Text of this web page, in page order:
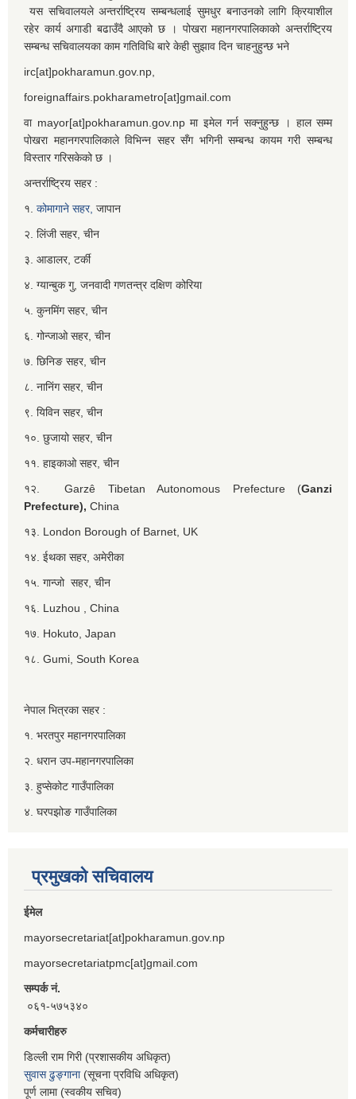
यस सचिवालयले अन्तर्राष्ट्रिय सम्बन्धलाई सुमधुर बनाउनको लागि क्रियाशील
रहेर कार्य अगाडी बढाउँदै आएको छ । पोखरा महानगरपालिकाको अन्तर्राष्ट्रिय
सम्बन्ध सचिवालयका काम गतिविधि बारे केही सुझाव दिन चाहनुहुन्छ भने
irc[at]pokharamun.gov.np,
foreignaffairs.pokharametro[at]gmail.com
वा mayor[at]pokharamun.gov.np मा इमेल गर्न सक्नुहुन्छ । हाल सम्म
पोखरा महानगरपालिकाले विभिन्न सहर सँग भगिनी सम्बन्ध कायम गरी सम्बन्ध
विस्तार गरिसकेको छ ।
अन्तर्राष्ट्रिय सहर :
१. कोमागाने सहर, जापान
२. लिंजी सहर, चीन
३. आडालर, टर्की
४. ग्यान्बुक गु, जनवादी गणतन्त्र दक्षिण कोरिया
५. कुनमिंग सहर, चीन
६. गोन्जाओ सहर, चीन
७. छिनिङ सहर, चीन
८. नानिंग सहर, चीन
९. यिविन सहर, चीन
१०. छुजायो सहर, चीन
११. हाइकाओ सहर, चीन
१२. Garzê Tibetan Autonomous Prefecture (Ganzi
Prefecture), China
१३. London Borough of Barnet, UK
१४. ईथका सहर, अमेरीका
१५. गान्जो सहर, चीन
१६. Luzhou , China
१७. Hokuto, Japan
१८. Gumi, South Korea
नेपाल भित्रका सहर :
१. भरतपुर महानगरपालिका
२. धरान उप-महानगरपालिका
३. हुप्सेकोट गाउँपालिका
४. घरपझोङ गाउँपालिका
प्रमुखको सचिवालय
ईमेल
mayorsecretariat[at]pokharamun.gov.np
mayorsecretariatpmc[at]gmail.com
सम्पर्क नं.
०६१-५७५३४०
कर्मचारीहरु
डिल्ली राम गिरी (प्रशासकीय अधिकृत)
सुवास ढुङ्गाना(सूचना प्रविधि अधिकृत)
पूर्ण लामा (स्वकीय सचिव)